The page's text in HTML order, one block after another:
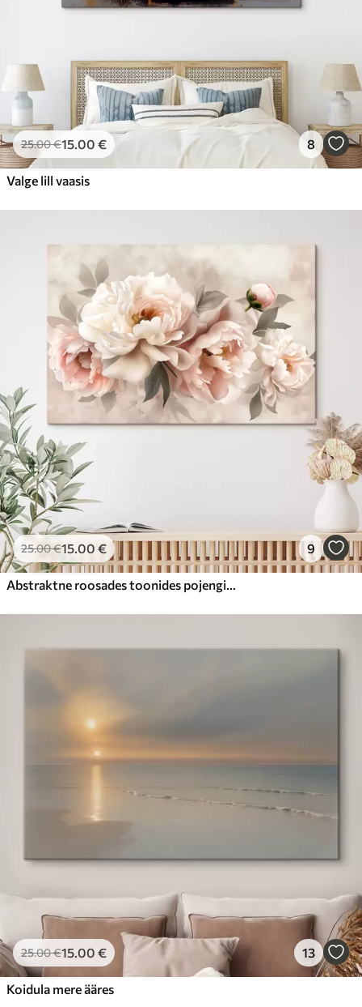
25.00€15.00 € 8
Valge lill vaasis
25.00€15.00 € 9
Abstraktne roosades toonides pojengide kimp
25.00€15.00 € 13
Koidula mere ääres